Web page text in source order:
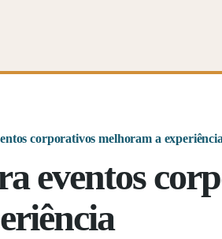
corporativos melhoram a experiência
eventos